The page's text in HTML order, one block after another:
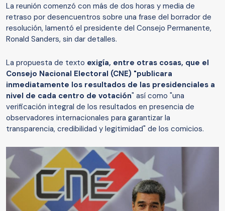
La reunión comenzó con más de dos horas y media de
retraso por desencuentros sobre una frase del borrador de
resolución, lamentó el presidente del Consejo Permanente,
Ronald Sanders, sin dar detalles.
La propuesta de texto exigía, entre otras cosas, que el
Consejo Nacional Electoral (CNE) "publicara
inmediatamente los resultados de las presidenciales a
nivel de cada centro de votación" así como "una
verificación integral de los resultados en presencia de
observadores internacionales para garantizar la
transparencia, credibilidad y legitimidad" de los comicios.